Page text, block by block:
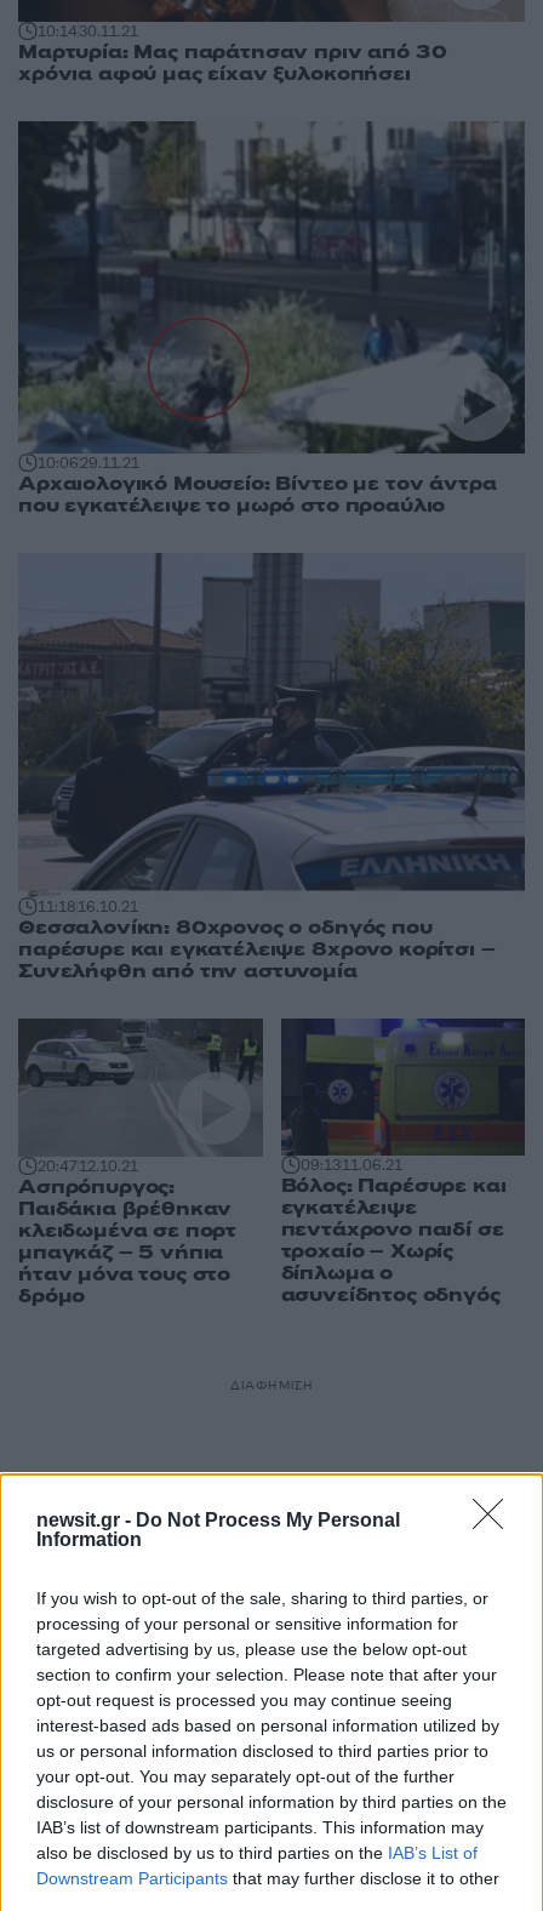
newsit.gr - Do Not Process My Personal
Information
If you wish to opt-out of the sale, sharing to third parties, or
processing of your personal or sensitive information for
targeted advertising by us, please use the below opt-out
section to confirm your selection. Please note that after your
opt-out request is processed you may continue seeing
interest-based ads based on personal information utilized by
us or personal information disclosed to third parties prior to
your opt-out. You may separately opt-out of the further
disclosure of your personal information by third parties on the
IAB’s list of downstream participants. This information may
also be disclosed by us to third parties on the IAB’s List of
Downstream Participants that may further disclose it to other
10:1430.11.21
Μαρτυρία: Μας παράτησαν πριν από 30
χρόνια αφού μας είχαν ξυλοκοπήσει
10:0629.11.21
Αρχαιολογικό Μουσείο: Βίντεο με τον άντρα
που εγκατέλειψε το μωρό στο προαύλιο
11:1816.10.21
Θεσσαλονίκη: 80χρονος ο οδηγός που
παρέσυρε και εγκατέλειψε 8χρονο κορίτσι –
Συνελήφθη από την αστυνομία
20:4712.10.21
Ασπρόπυργος:
Παιδάκια βρέθηκαν
κλειδωμένα σε πορτ
μπαγκάζ – 5 νήπια
ήταν μόνα τους στο
δρόμο
09:1311.06.21
Βόλος: Παρέσυρε και
εγκατέλειψε
πεντάχρονο παιδί σε
τροχαίο – Χωρίς
δίπλωμα ο
ασυνείδητος οδηγός
ΔΙΑΦΗΜΙΣΗ